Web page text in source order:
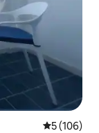
Penarafan
5 (106)